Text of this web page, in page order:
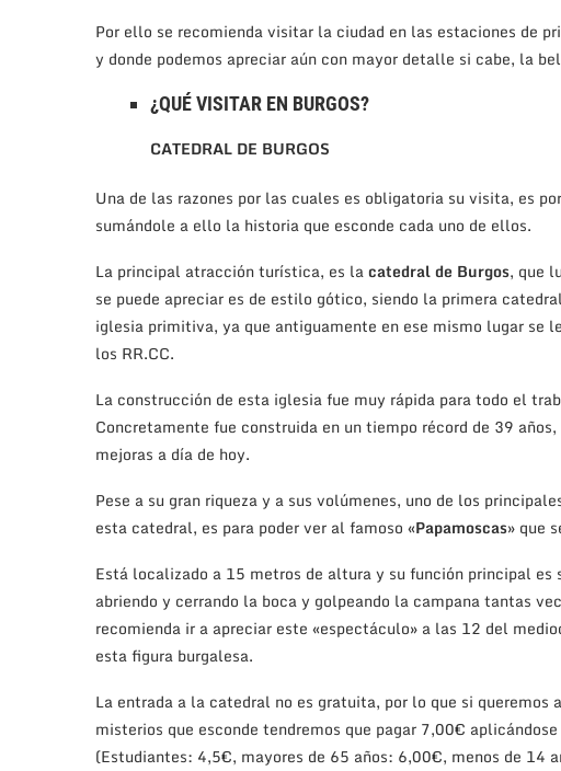
Por ello se recomienda visitar la ciudad en las estaciones de
y donde podemos apreciar aún con mayor detalle si cabe, la
¿QUÉ VISITAR EN BURGOS?
CATEDRAL DE BURGOS
Una de las razones por las cuales es obligatoria su visita, es
sumándole a ello la historia que esconde cada uno de ellos.
La principal atracción turística, es lacatedral de Burgos, que
se puede apreciar es de estilo gótico, siendo la primera
iglesia primitiva, ya que antiguamente en ese mismo lugar se
los RR.CC.
La construcción de esta iglesia fue muy rápida para todo el
Concretamente fue construida en un tiempo récord de 39
mejoras a día de hoy.
Pese a su gran riqueza y a sus volúmenes, uno de los
esta catedral, es para poder ver al famoso «Papamoscas» que
Está localizado a 15 metros de altura y su función principal es
abriendo y cerrando la boca y golpeando la campana tantas
recomienda ir a apreciar este «espectáculo» a las 12 del
esta figura burgalesa.
La entrada a la catedral no es gratuita, por lo que si
misterios que esconde tendremos que pagar 7,00€
(Estudiantes: 4,5€, mayores de 65 años: 6,00€, menos de 14